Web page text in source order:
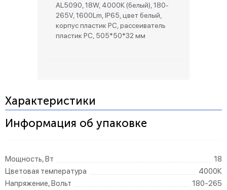
AL5090, 18W, 4000К (белый), 180-
265V, 1600Lm, IP65, цвет белый,
корпус пластик PC, рассеиватель
пластик PC, 505*50*32 мм
Характеристики
Информация об упаковке
Мощность, Вт
18
Цветовая температура
4000К
Напряжение, Вольт
180-265